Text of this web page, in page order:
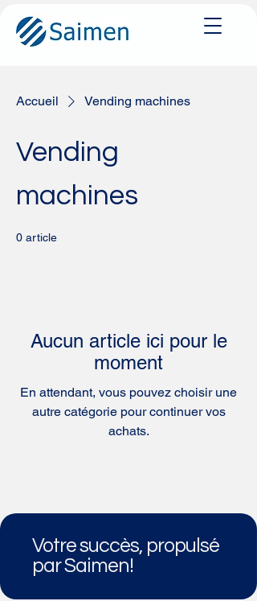
Accueil Vending machines
Vending
machines
0 article
Aucun article ici pour le
moment
En attendant, vous pouvez choisir une
autre catégorie pour continuer vos
achats.
Votre succès, propulsé
par Saimen!